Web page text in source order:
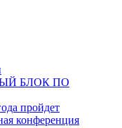
БЛОК ПО
пройдет
конференция